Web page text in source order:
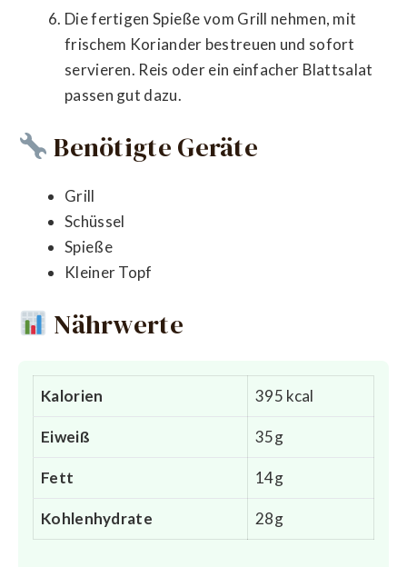
Die fertigen Spieße vom Grill nehmen, mit
frischem Koriander bestreuen und sofort
servieren. Reis oder ein einfacher Blattsalat
passen gut dazu.
Benötigte Geräte
Grill
Schüssel
Spieße
Kleiner Topf
Nährwerte
Kalorien 395 kcal
Eiweiß 35g
Fett 14g
Kohlenhydrate 28g